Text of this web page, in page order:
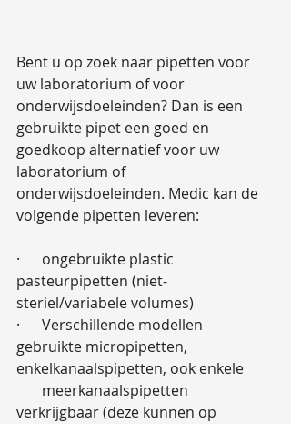
Bent u op zoek naar pipetten voor
uw laboratorium of voor
onderwijsdoeleinden? Dan is een
gebruikte pipet een goed en
goedkoop alternatief voor uw
laboratorium of
onderwijsdoeleinden. Medic kan de
volgende pipetten leveren:
·      ongebruikte plastic
pasteurpipetten (niet-
steriel/variabele volumes)
·      Verschillende modellen
gebruikte micropipetten,
enkelkanaalspipetten, ook enkele
verkrijgbaar (deze kunnen op